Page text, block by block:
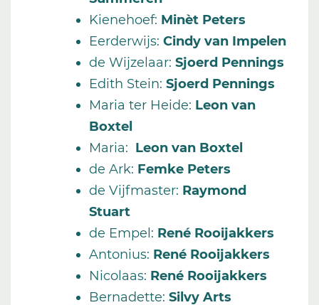
Kienehoef: Minèt Peters
Eerderwijs: Cindy van Impelen
de Wijzelaar: Sjoerd Pennings
Edith Stein: Sjoerd Pennings
Maria ter Heide: Leon van
Boxtel
Maria: Leon van Boxtel
de Ark: Femke Peters
de Vijfmaster: Raymond
Stuart
de Empel : René Rooijakkers
Antonius: René Rooijakkers
Nicolaas: René Rooijakkers
Bernadette: Silvy Arts